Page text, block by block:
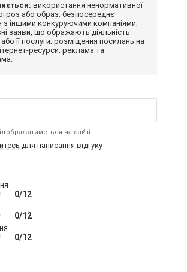
використання ненормативної
або образ; безпосереднє
з іншими конкуруючими компаніями;
заяви, що ображають діяльність
або її послуги; розміщення посилань на
ресурси; реклама та
на сайті
для написання відгуку
0/12
0/12
0/12